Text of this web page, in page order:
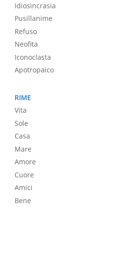
Idiosincrasia
Pusillanime
Refuso
Neofita
Iconoclasta
Apotropaico
RIME
Vita
Sole
Casa
Mare
Amore
Cuore
Amici
Bene